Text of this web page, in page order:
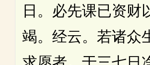
日。必先课已资财
竭。经云。若诸众